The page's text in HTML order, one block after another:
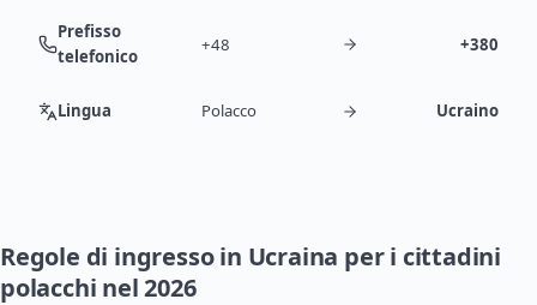
Prefisso
telefonico
+48 +380
Lingua Polacco Ucraino
Regole di ingresso in Ucraina per i cittadini
polacchi nel 2026